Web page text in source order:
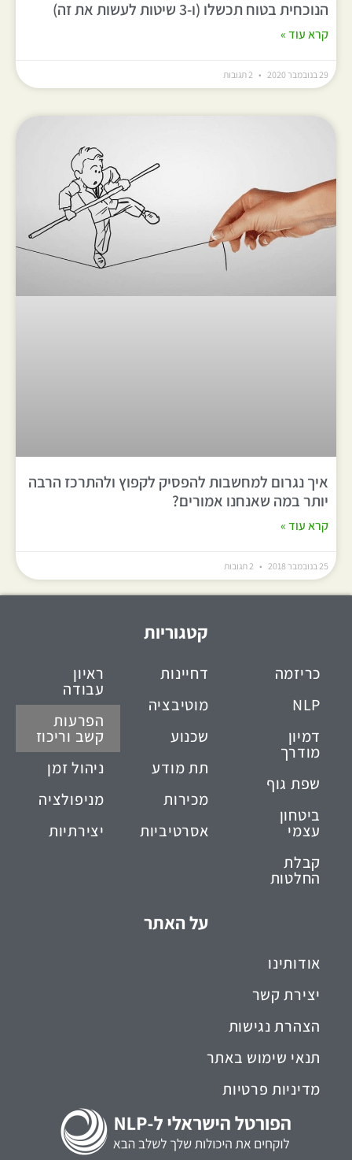
הנוכחית בטוח תכשלו (ו-3 שיטות לעשות את זה)
קרא עוד »
29 בנובמבר 2020
איך נגרום למחשבות להפסיק לקפוץ ולהתרכז הרבה
יותר במה שאנחנו אמורים?
קרא עוד »
25 בנובמבר 2018
קטגוריות
כריזמה
NLP
דמיון
מודרך
שפת גוף
ביטחון
עצמי
קבלת
החלטות
דחיינות
מוטיבציה
שכנוע
תת מודע
מכירות
אסרטיביות
ראיון
עבודה
הפרעות
קשב וריכוז
ניהול זמן
מניפולציה
יצירתיות
על האתר
אודותינו
יצירת קשר
הצהרת נגישות
תנאי שימוש באתר
מדיניות פרטיות